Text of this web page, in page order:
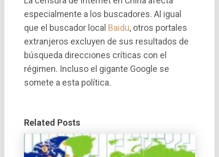
especialmente a los buscadores. Al igual
que el buscador local Baidu, otros portales
extranjeros excluyen de sus resultados de
búsqueda direcciones crí­ticas con el
régimen. Incluso el gigante Google se
somete a esta polí­tica.
Related Posts